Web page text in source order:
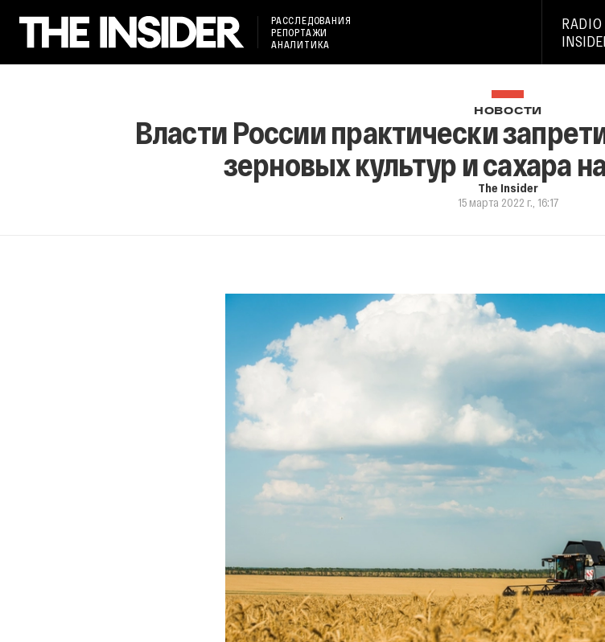
РАССЛЕДОВАНИЯ
РЕПОРТАЖИ
АНАЛИТИКА
RADIO
НОВОСТИ
Власти России практически
зерновых культур и сахара
The Insider
15 марта 2022 г., 16:17